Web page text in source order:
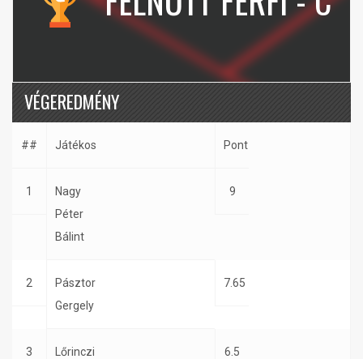
VÉGEREDMÉNY
## Játékos Pont
1
Nagy
Péter
Bálint
9
2
Pásztor
Gergely
7.65
3
Lőrinczi
6.5